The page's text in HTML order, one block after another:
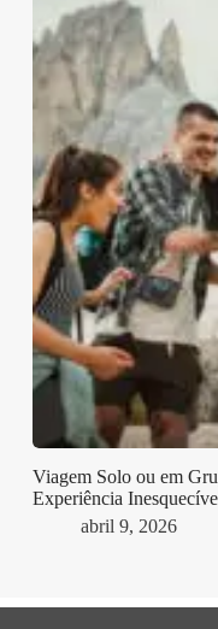
Viagem Solo ou em
Experiência
abril 9, 2026